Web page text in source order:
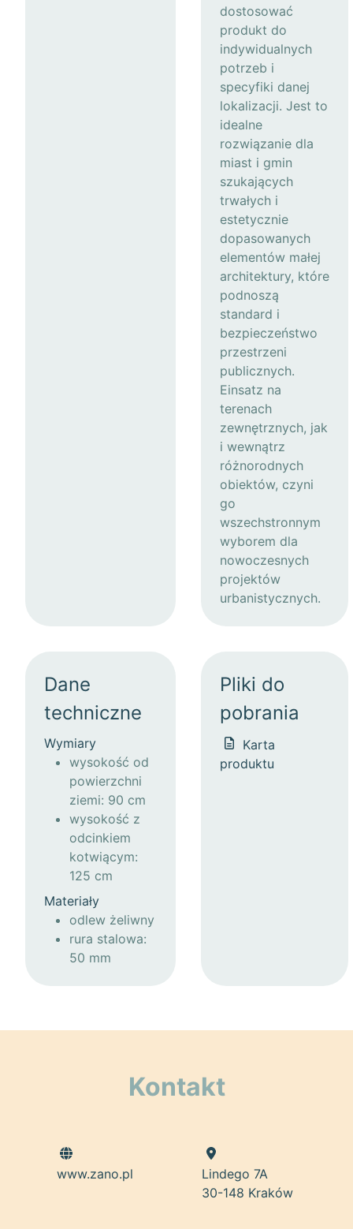
dostosować
produkt do
indywidualnych
potrzeb i
specyfiki danej
lokalizacji. Jest to
idealne
rozwiązanie dla
miast i gmin
szukających
trwałych i
estetycznie
dopasowanych
elementów małej
architektury, które
podnoszą
standard i
bezpieczeństwo
przestrzeni
publicznych.
Einsatz na
terenach
zewnętrznych, jak
i wewnątrz
różnorodnych
obiektów, czyni
go
wszechstronnym
wyborem dla
nowoczesnych
projektów
urbanistycznych.
Dane
techniczne
Wymiary
wysokość od
powierzchni
ziemi: 90 cm
wysokość z
odcinkiem
kotwiącym:
125 cm
Materiały
odlew żeliwny
rura stalowa:
50 mm
Pliki do
pobrania
Karta
produktu
Kontakt
www.zano.pl
Lindego 7A
30-148 Kraków